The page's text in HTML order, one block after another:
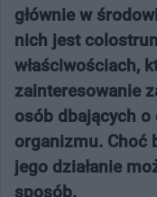
głównie w
nich jest
właściwościach,
zainteresowanie
osób dbających
organizmu. Choć
jego działanie
sposób.